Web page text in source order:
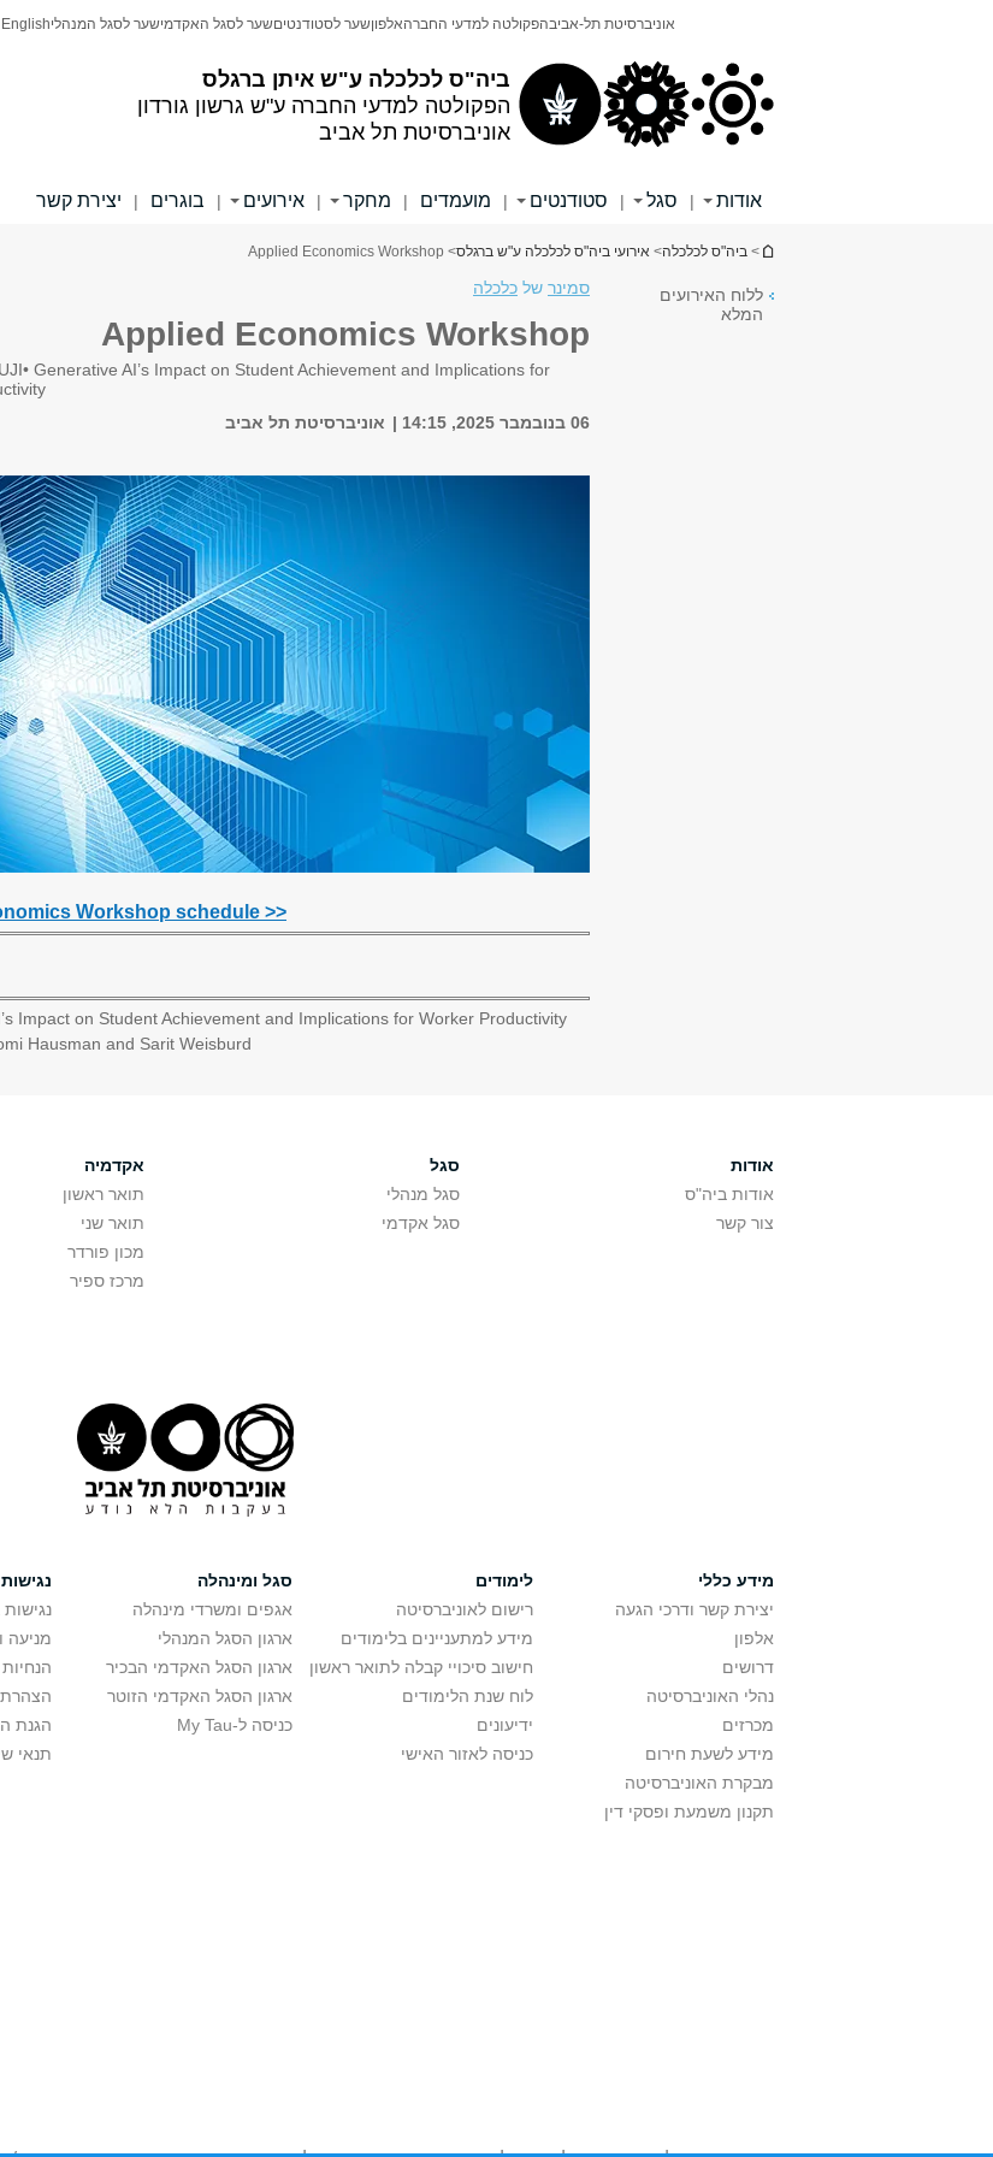
ביה"ס לכלכלה ע"ש איתן ברגלס
הפקולטה למדעי החברה ע"ש גרשון גורדון
אוניברסיטת תל אביב
אוניברסיטת תל-אביבהפקולטה למדעי החברהאלפוןשער לסטודנטיםשער לסגל האקדמישער לסגל המנהליEnglish
אודות | סגל | סטודנטים | מועמדים | מחקר | אירועים | בוגרים | יצירת קשר
הינך נמצא כאן
> ביה"ס לכלכלה> אירועי ביה"ס לכלכלה ע"ש ברגלס> Applied Economics Workshop
ללוח האירועים
המלא
סמינר של כלכלה
Applied Economics Workshop
Generative AI’s Impact on Student Achievement and Implications for
06 בנובמבר 2025, 14:15
אוניברסיטת תל אביב
Workshop schedule >>
Impact on Student Achievement and Implications for Worker Productivity
Hausman and Sarit Weisburd
אודות
אודות ביה"ס
צור קשר
סגל
סגל מנהלי
סגל אקדמי
אקדמיה
תואר ראשון
תואר שני
מכון פורדר
מרכז ספיר
מידע כללי
יצירת קשר ודרכי הגעה
אלפון
דרושים
נהלי האוניברסיטה
מכרזים
מידע לשעת חירום
מבקרת האוניברסיטה
תקנון משמעת ופסקי דין
לימודים
רישום לאוניברסיטה
מידע למתעניינים בלימודים
חישוב סיכויי קבלה לתואר ראשון
לוח שנת הלימודים
ידיעונים
כניסה לאזור האישי
סגל ומינהלה
אגפים ומשרדי מינהלה
ארגון הסגל המנהלי
ארגון הסגל האקדמי הבכיר
ארגון הסגל האקדמי הזוטר
כניסה ל-My Tau
נגישות
מניעה
הצהרת
הגנת
תנאי